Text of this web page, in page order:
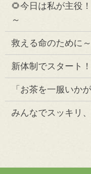
🌻今日は私が主役
～
救える命のために
新体制でスタート
「お茶を一服いか
みんなでスッキリ